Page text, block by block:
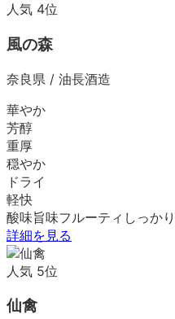
人気 4位
風の森
奈良県 / 油長酒造
華やか
芳醇
重厚
穏やか
ドライ
軽快
酸味旨味フルーティ しっかり
詳細を見る
人気 5位
仙禽